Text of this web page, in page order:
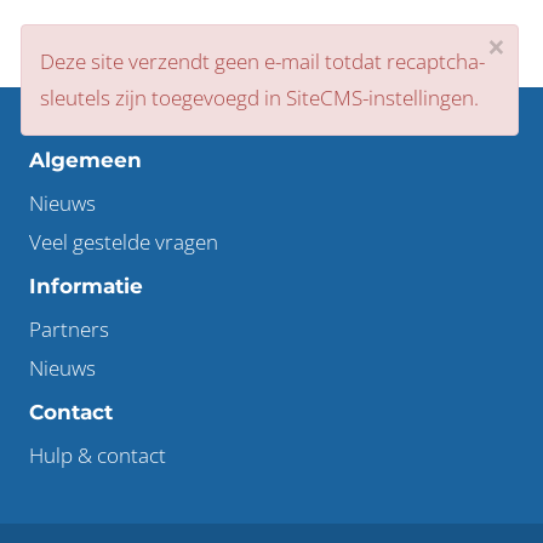
Algemeen
Nieuws
Veel gestelde vragen
Informatie
Partners
Nieuws
Contact
Hulp & contact
×
Deze site verzendt geen e-mail totdat recaptcha-
sleutels zijn toegevoegd in SiteCMS-instellingen.